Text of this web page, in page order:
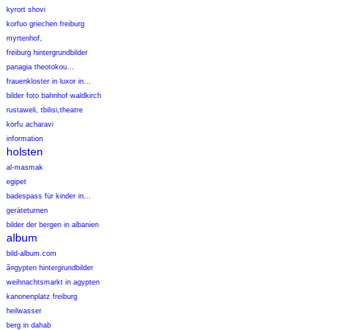
kyrort shovi
korfuo griechen freiburg
myrtenhof,
freiburg hintergrundbilder
panagia theotokou...
frauenkloster in luxor in...
bilder foto bahnhof waldkirch
rustaweli, tbilisi,theatre
korfu acharavi
information
holsten
al-masmak
egipet
badespass für kinder in...
geräteturnen
bilder der bergen in albanien
album
bild-album.com
ã¤gypten hintergrundbilder
weihnachtsmarkt in agypten
kanonenplatz freiburg
heilwasser
berg in dahab